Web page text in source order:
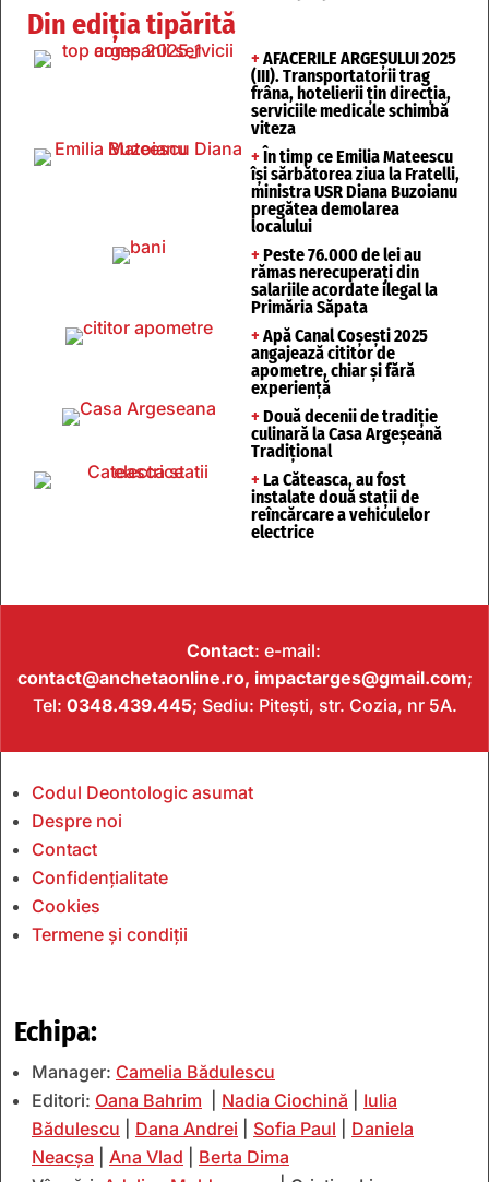
Din ediția tipărită
+ AFACERILE ARGEȘULUI 2025
(III). Transportatorii trag
frâna, hotelierii țin direcția,
serviciile medicale schimbă
viteza
+ În timp ce Emilia Mateescu
își sărbătorea ziua la Fratelli,
ministra USR Diana Buzoianu
pregătea demolarea
localului
+ Peste 76.000 de lei au
rămas nerecuperați din
salariile acordate ilegal la
Primăria Săpata
+ Apă Canal Coșești 2025
angajează cititor de
apometre, chiar și fără
experiență
+ Două decenii de tradiție
culinară la Casa Argeșeană
Tradițional
+ La Căteasca, au fost
instalate două stații de
reîncărcare a vehiculelor
electrice
Contact: e-mail:
contact@anchetaonline.ro, impactarges@gmail.com;
Tel: 0348.439.445; Sediu: Pitești, str. Cozia, nr 5A.
Codul Deontologic asumat
Despre noi
Contact
Confidențialitate
Cookies
Termene și condiții
Echipa:
Manager: Camelia Bădulescu
Editori: Oana Bahrim Nadia Ciochină
Iulia
Bădulescu
Dana Andrei Sofia Paul
Daniela
Neacșa
Ana Vlad
Berta Dima